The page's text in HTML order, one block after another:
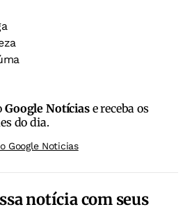
Google Notíciase receba os
do dia.
Google Noticias
notícia com seus